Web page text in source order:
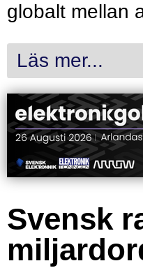
globalt mellan
Läs mer...
Svensk